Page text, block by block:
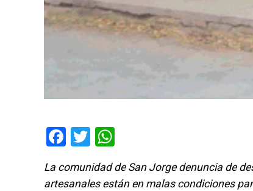
Facebook
Twitter
La comunidad de San Jorge denuncia de
artesanales están en malas condiciones